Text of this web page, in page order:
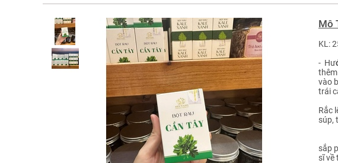
Mô
KL:
- Hư
vào
trái
Rắc
súp,
*
sắp
sĩ về